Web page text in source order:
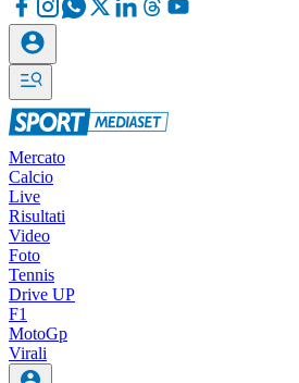
Mercato
Calcio
Live
Risultati
Video
Foto
Tennis
Drive UP
F1
MotoGp
Virali